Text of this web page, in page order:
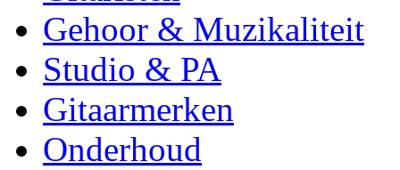
Gehoor & Muzikaliteit
Studio & PA
Gitaarmerken
Onderhoud